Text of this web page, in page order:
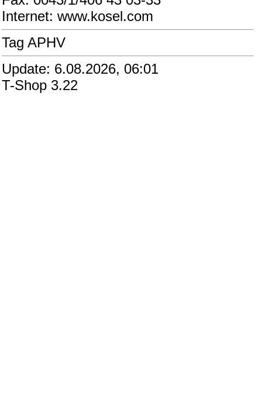
Internet: www.kosel.com
Tag APHV
Update: 6.08.2026, 06:01
T-Shop 3.22